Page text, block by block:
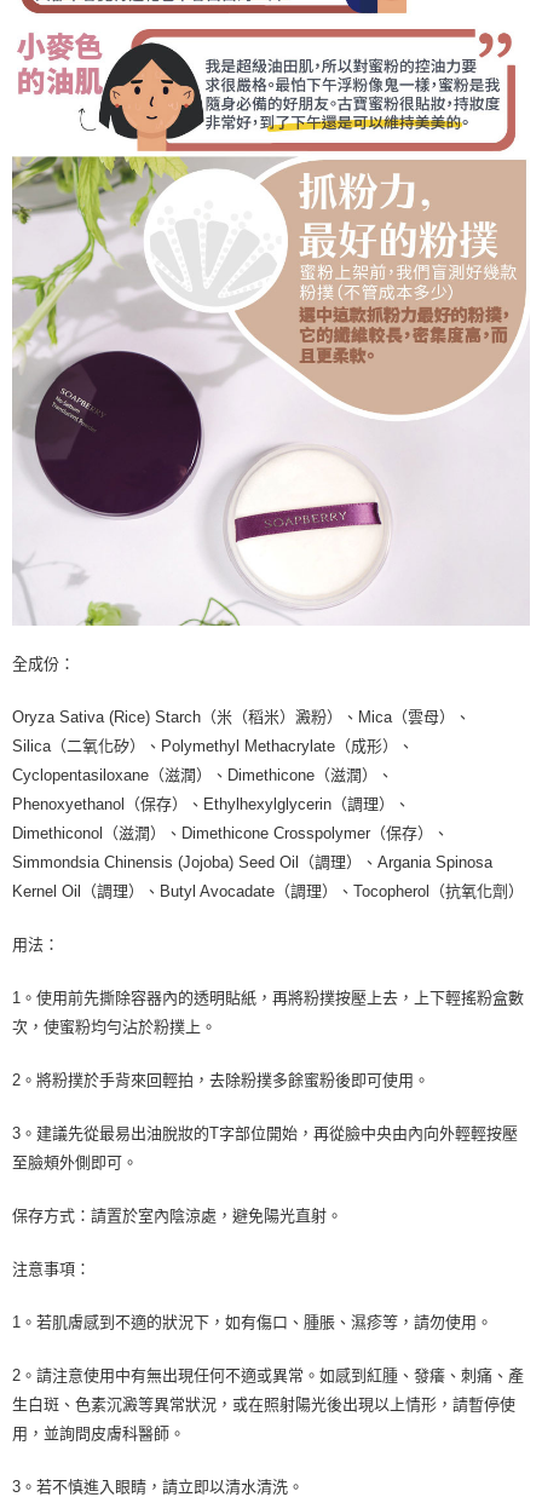
全成份：
Oryza Sativa (Rice) Starch（米（稻米）澱粉）、Mica（雲母）、
Silica（二氧化矽）、Polymethyl Methacrylate（成形）、
Cyclopentasiloxane（滋潤）、Dimethicone（滋潤）、
Phenoxyethanol（保存）、Ethylhexylglycerin（調理）、
Dimethiconol（滋潤）、Dimethicone Crosspolymer（保存）、
Simmondsia Chinensis (Jojoba) Seed Oil（調理）、Argania Spinosa
Kernel Oil（調理）、Butyl Avocadate（調理）、Tocopherol（抗氧化劑）
用法：
1。使用前先撕除容器內的透明貼紙，再將粉撲按壓上去，上下輕搖粉盒數
次，使蜜粉均勻沾於粉撲上。
2。將粉撲於手背來回輕拍，去除粉撲多餘蜜粉後即可使用。
3。建議先從最易出油脫妝的T字部位開始，再從臉中央由內向外輕輕按壓
至臉頰外側即可。
保存方式：請置於室內陰涼處，避免陽光直射。
注意事項：
1。若肌膚感到不適的狀況下，如有傷口、腫脹、濕疹等，請勿使用。
2。請注意使用中有無出現任何不適或異常。如感到紅腫、發癢、刺痛、產
生白斑、色素沉澱等異常狀況，或在照射陽光後出現以上情形，請暫停使
用，並詢問皮膚科醫師。
3。若不慎進入眼睛，請立即以清水清洗。